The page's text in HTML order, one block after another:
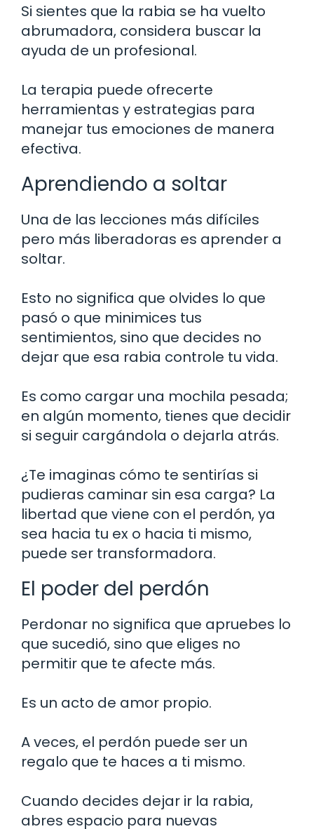
Si sientes que la rabia se ha vuelto
abrumadora, considera buscar la
ayuda de un profesional.
La terapia puede ofrecerte
herramientas y estrategias para
manejar tus emociones de manera
efectiva.
Aprendiendo a soltar
Una de las lecciones más difíciles
pero más liberadoras es aprender a
soltar.
Esto no significa que olvides lo que
pasó o que minimices tus
sentimientos, sino que decides no
dejar que esa rabia controle tu vida.
Es como cargar una mochila pesada;
en algún momento, tienes que decidir
si seguir cargándola o dejarla atrás.
¿Te imaginas cómo te sentirías si
pudieras caminar sin esa carga? La
libertad que viene con el perdón, ya
sea hacia tu ex o hacia ti mismo,
puede ser transformadora.
El poder del perdón
Perdonar no significa que apruebes lo
que sucedió, sino que eliges no
permitir que te afecte más.
Es un acto de amor propio.
A veces, el perdón puede ser un
regalo que te haces a ti mismo.
Cuando decides dejar ir la rabia,
abres espacio para nuevas